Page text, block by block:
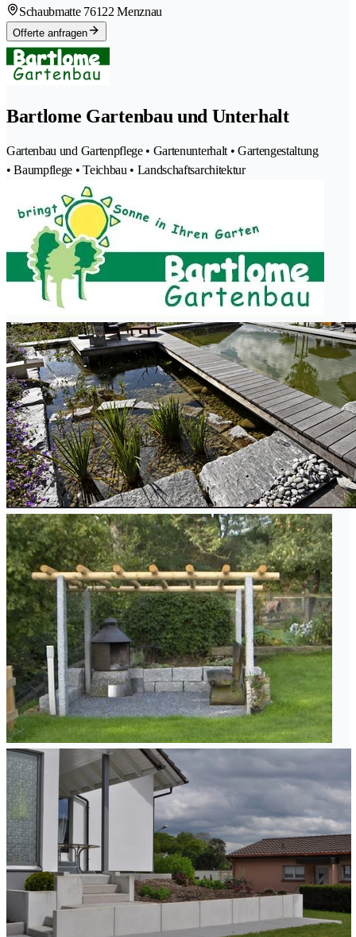
Schaubmatte 76122 Menznau
Offerte anfragen
Bartlome Gartenbau und Unterhalt
Gartenbau und Gartenpflege • Gartenunterhalt • Gartengestaltung
• Baumpflege • Teichbau • Landschaftsarchitektur